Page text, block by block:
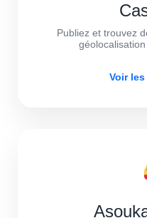
Publiez et trouvez
Voir